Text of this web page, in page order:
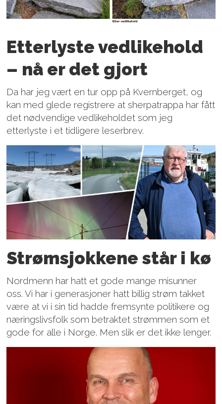
Etterlyste vedlikehold
– nå er det gjort
Da har jeg vært en tur opp på Kvernberget, og
kan med glede registrere at sherpatrappa har fått
det nødvendige vedlikeholdet som jeg
etterlyste i et tidligere leserbrev.
Strømsjokkene står i kø
Nordmenn har hatt et gode mange misunner
oss. Vi har i generasjoner hatt billig strøm takket
være at vi i sin tid hadde fremsynte politikere og
næringslivsfolk som betraktet strømmen som et
gode for alle i Norge. Men slik er det ikke lenger.